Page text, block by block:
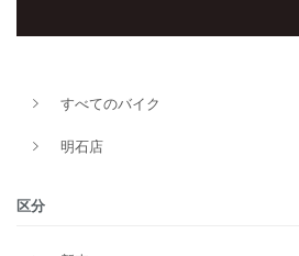
すべてのバイク
明石店
区分